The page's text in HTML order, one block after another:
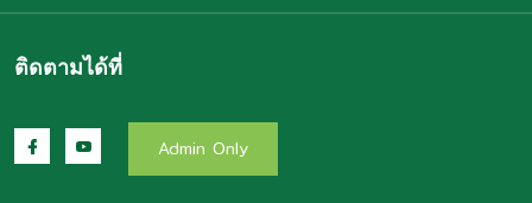
ติดตามได้ที่
Admin Only